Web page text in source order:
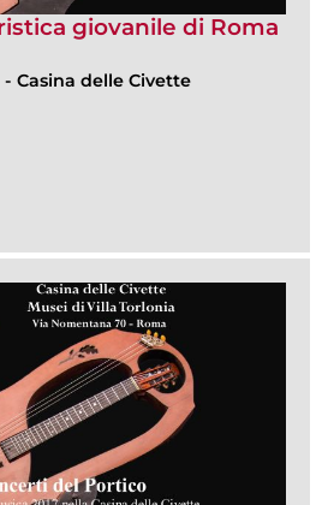
giovanile di Roma
- Casina delle Civette